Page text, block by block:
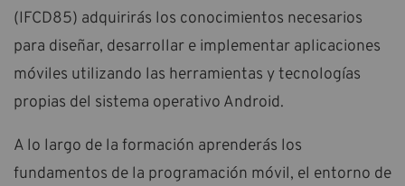
(IFCD85) adquirirás los conocimientos necesarios
para diseñar, desarrollar e implementar aplicaciones
móviles utilizando las herramientas y tecnologías
propias del sistema operativo Android.
A lo largo de la formación aprenderás los
fundamentos de la programación móvil, el entorno de